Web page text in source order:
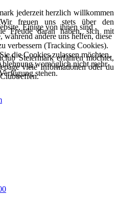
jederzeit herzlich willkommen
freuen uns stets über den
Freude daran haben, sich mit
Steiermark erfahren möchtet,
viele Informationen oder du
Einige von ihnen sind
während andere uns helfen, diese
verbessern (Tracking Cookies).
die Cookies zulassen möchten.
womöglich nicht mehr
stehen.